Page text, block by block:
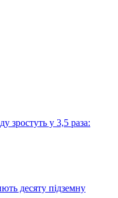
зростуть у 3,5 раза:
десяту підземну